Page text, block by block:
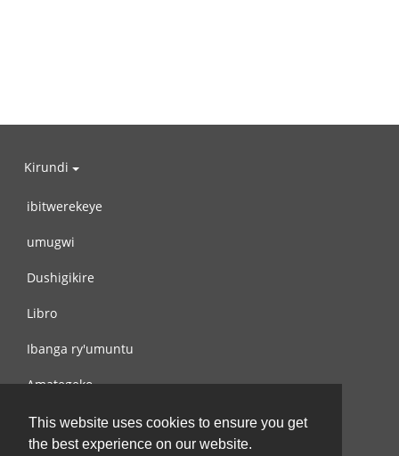
This website uses cookies to ensure you get
the best experience on our website.
Kirundi
ibitwerekeye
umugwi
Dushigikire
Libro
Ibanga ry'umuntu
Amategeko
Turondere